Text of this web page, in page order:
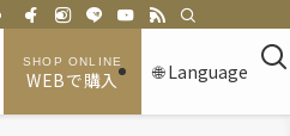
WEBで購入 🌐 Language